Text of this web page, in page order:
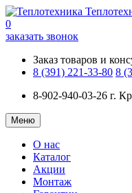
0
заказать звонок
Заказ товаров и
8 (391) 221-33-80 8
8-902-940-03-26 г.
Меню
О нас
Каталог
Акции
Монтаж